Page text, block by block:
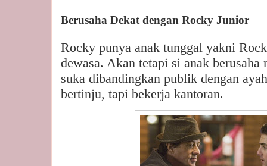
Berusaha Dekat dengan Rocky Junior
Rocky punya anak tunggal yakni
dewasa. Akan tetapi si anak berusaha
suka dibandingkan publik dengan
bertinju, tapi bekerja kantoran.